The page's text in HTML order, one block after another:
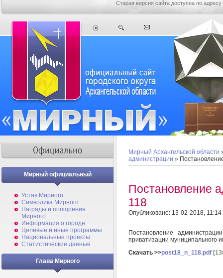
Старая версия сайта доступна по адресу
Мирный официальный
Устав Мирного
Символика Мирного
Награды и поощрения
Мирного
Информация о городе
Целевые и иные программы
Национальные проекты
Статистические данные
Глава Мирного
Мирный Архангельской области
администрации »
Постановление
118
Опубликовано: 13-02-2018, 11:14
Постановление
приватизации муниципального
Скачать >>post18_n_118.pdf